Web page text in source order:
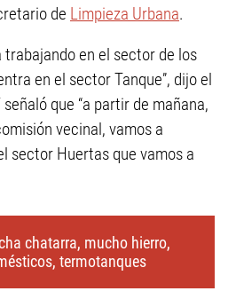
de Limpieza Urbana.
trabajando en el sector de los
en el sector Tanque”, dijo el
que “a partir de mañana,
vecinal, vamos a
sector Huertas que vamos a
chatarra, mucho hierro,
termotanques